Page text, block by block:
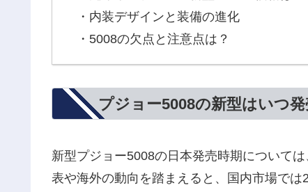
・内装デザインと装備の進化
・5008の欠点と注意点は？
プジョー5008の新型はいつ
新型プジョー5008の日本発売時期について
表や海外の動向を踏まえると、国内市場で